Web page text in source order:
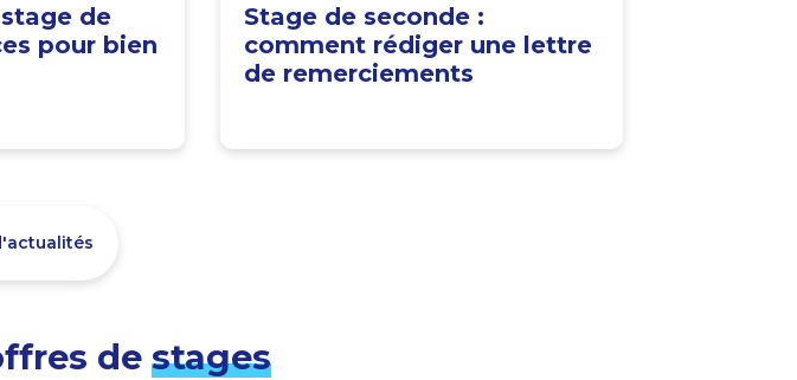
de
pour bien
Stage de seconde :
comment rédiger une lettre
de remerciements
de stages